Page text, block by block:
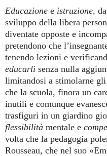
Educazione e istruzione,
sviluppo della libera
diventate opposte e
pretendono che
tenendo lezioni e
educarli senza nulla
limitandosi a stimolarne
che la scuola, finora un
inutili e comunque
trasfiguri in un giardino
flessibilità mentale e
volta che la pedagogia
Rousseau, che nel suo